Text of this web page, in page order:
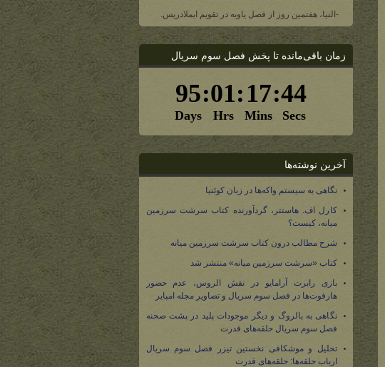
-النیا، هفتمین روز از فصل یاویه در تقویم ایملادریس.
زمان باقی‌مانده تا پخش فصل سوم سریال
آخرین نوشته‌ها
نگاهی به سیستم واکه‌ها در زبان کوئنیا
کارل اف. هاستتر، گردآورنده کتاب سرشت سرزمین
میانه، کیست؟
شرح مطالب درون کتاب سرشت سرزمین میانه
کتاب «سرشت سرزمین میانه» منتشر شد
بازی رابرت آرامایو در نقش الروس، عدم حضور
هارفوت‌ها در فصل سوم سریال و تصاویر مجله امپایر
نگاهی به بالروگ و دیگر موجودات پلید در پشت صحنه
فصل سوم سریال حلقه‌های قدرت
تحلیل و موشکافی نخستین تیزر فصل سوم سریال
ارباب حلقه‌ها: حلقه‌های قدرت